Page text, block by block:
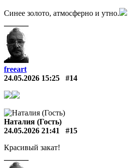
Синее золото, атмосферно и утно.
freeart
24.05.2026 15:25
#14
Наталия (Гость)
24.05.2026 21:41
#15
Красивый закат!